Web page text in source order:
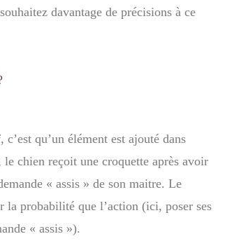
davantage de précisions à ce
qu’un élément est ajouté dans
chien reçoit une croquette après avoir
« assis » de son maitre. Le
la probabilité que l’action (ici, poser ses
« assis »).